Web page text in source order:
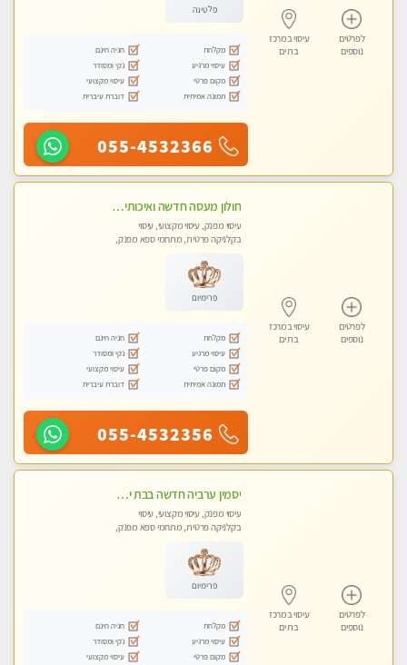
לפרטים
נוספים
עיסוי במרכז
בת ים
פלטינה
מקלחת
חניה חינם
עיסוי מרגיע
נקי ומסודר
מקום פרטי
עיסוי מקצועי
תמונה אמיתית
דוברת עיברית
055-4532366
לפרטים
נוספים
עיסוי במרכז
בת ים
חולון מעסה חדשה ואיכותית לעיסוי מרגיע ומפנק VIP-מומלץ לחלוטין! פרטי! ​​​​​​
עיסוי מפנק, עיסוי מקצועי, עיסוי
בקלניקה פרטית, מתחמי ספא מפנק,
פרימיום
מקלחת
חניה חינם
עיסוי מרגיע
נקי ומסודר
מקום פרטי
עיסוי מקצועי
תמונה אמיתית
דוברת עיברית
055-4532356
לפרטים
נוספים
עיסוי במרכז
בת ים
יסמין ערביה חדשה בבת ים חדש חדש .כל סוגי העיסויים במקום הכי מושלם בעיר בת ים . highly recommended..new in the city
עיסוי מפנק, עיסוי מקצועי, עיסוי
בקלניקה פרטית, מתחמי ספא מפנק,
טנטרה
פרימיום
מקלחת
חניה חינם
עיסוי מרגיע
נקי ומסודר
מקום פרטי
עיסוי מקצועי